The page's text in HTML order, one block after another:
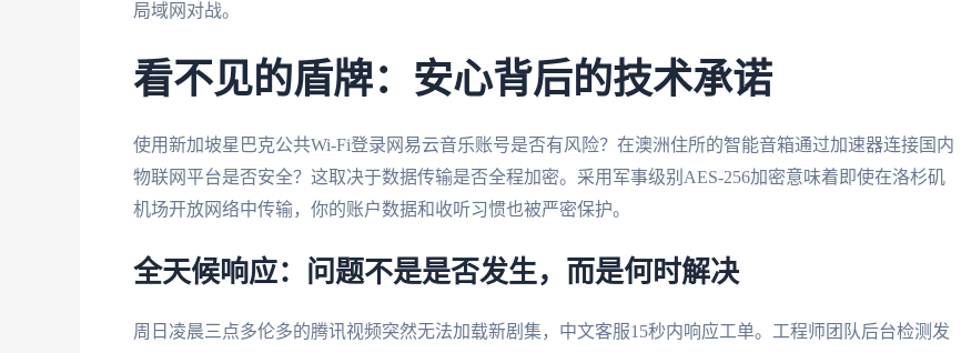
局域网对战。
看不见的盾牌：安心背后的技术承诺
使用新加坡星巴克公共Wi-Fi登录网易云音乐账号是否有风险？在澳洲住所的智能音箱通过加速器连接国内
物联网平台是否安全？这取决于数据传输是否全程加密。采用军事级别AES-256加密意味着即使在洛杉矶
机场开放网络中传输，你的账户数据和收听习惯也被严密保护。
全天候响应：问题不是是否发生，而是何时解决
周日凌晨三点多伦多的腾讯视频突然无法加载新剧集，中文客服15秒内响应工单。工程师团队后台检测发